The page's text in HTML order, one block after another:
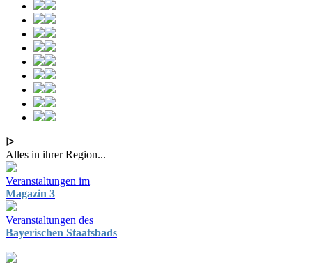
ᐅ
Alles in ihrer Region...
Veranstaltungen im
Magazin 3
Veranstaltungen des
Bayerischen Staatsbads